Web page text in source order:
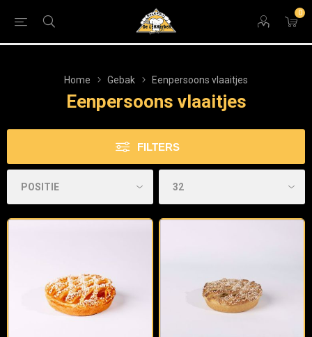
0
Home Gebak Eenpersoons vlaaitjes
Eenpersoons vlaaitjes
FILTERS